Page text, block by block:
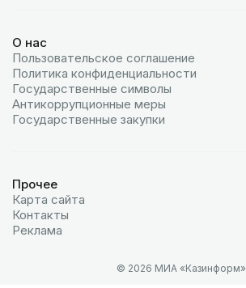
О нас
Пользовательское соглашение
Политика конфиденциальности
Государственные символы
Антикоррупционные меры
Государственные закупки
Прочее
Карта сайта
Контакты
Реклама
© 2026 МИА «Казинформ»